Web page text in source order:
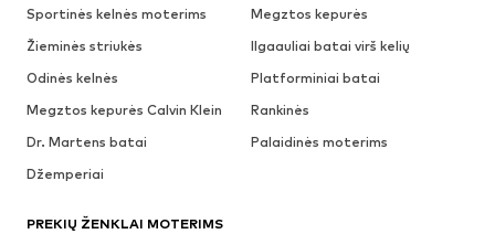
Sportinės kelnės moterims
Megztos kepurės
Žieminės striukės
Ilgaauliai batai virš kelių
Odinės kelnės
Platforminiai batai
Megztos kepurės Calvin Klein
Rankinės
Dr. Martens batai
Palaidinės moterims
Džemperiai
PREKIŲ ŽENKLAI MOTERIMS